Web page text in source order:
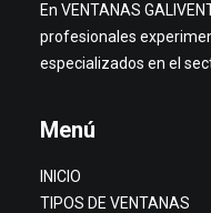
En VENTANAS
profesionales
especializados en el
Menú
INICIO
TIPOS DE VENTANAS